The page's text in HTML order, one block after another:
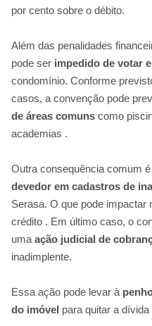
por cento sobre o débito.
Além das penalidades
pode ser impedido de votar
condomínio. Conforme
casos, a convenção pode
de áreas comuns como
academias .
Outra consequência comum
devedor em cadastros de
Serasa. O que pode impactar
crédito . Em último caso, o
uma ação judicial de
inadimplente.
Essa ação pode levar à
do imóvel para quitar a dívida